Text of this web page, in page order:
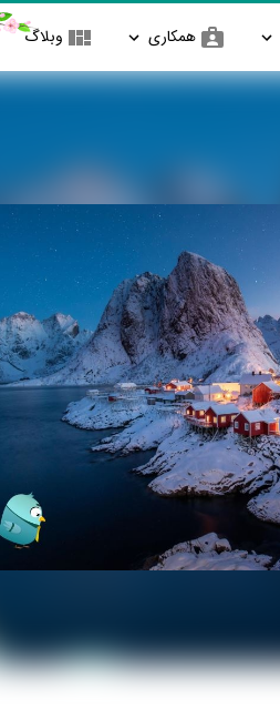
همکاری وبلاگ